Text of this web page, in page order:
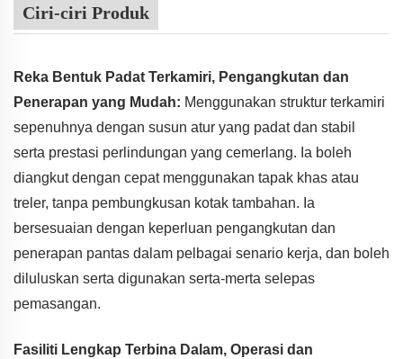
Ciri-ciri Produk
Reka Bentuk Padat Terkamiri, Pengangkutan dan
Penerapan yang Mudah: Menggunakan struktur terkamiri
sepenuhnya dengan susun atur yang padat dan stabil
serta prestasi perlindungan yang cemerlang. Ia boleh
diangkut dengan cepat menggunakan tapak khas atau
treler, tanpa pembungkusan kotak tambahan. Ia
bersesuaian dengan keperluan pengangkutan dan
penerapan pantas dalam pelbagai senario kerja, dan boleh
diluluskan serta digunakan serta-merta selepas
pemasangan.
Fasiliti Lengkap Terbina Dalam, Operasi dan